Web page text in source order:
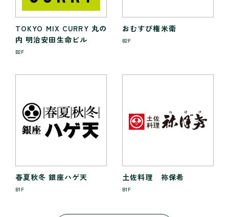
TOKYO MIX CURRY 丸の
内 明治安田生命ビル
B2F
おむすび権米衛
B2F
春夏秋冬 銀座ハゲ天
B1F
土佐料理 祢保希
B1F